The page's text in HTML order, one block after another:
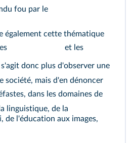
fou par le
également cette thématique
et les
s'agit donc plus d'observer une
société, mais d'en dénoncer
dans les domaines de
linguistique, de la
de l'éducation aux images,